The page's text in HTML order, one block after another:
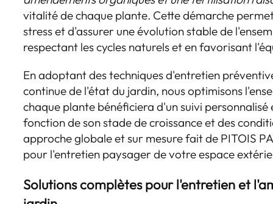
vitalité de chaque plante. Cette démarche
stress et d'assurer une évolution stable de
respectant les cycles naturels et en favorisant
En adoptant des techniques d'entretien
continue de l'état du jardin, nous optimisons
chaque plante bénéficiera d'un suivi
fonction de son stade de croissance et des
approche globale et sur mesure fait de PITOIS
pour l'entretien paysager de votre espace
Solutions complètes pour l'entretien et